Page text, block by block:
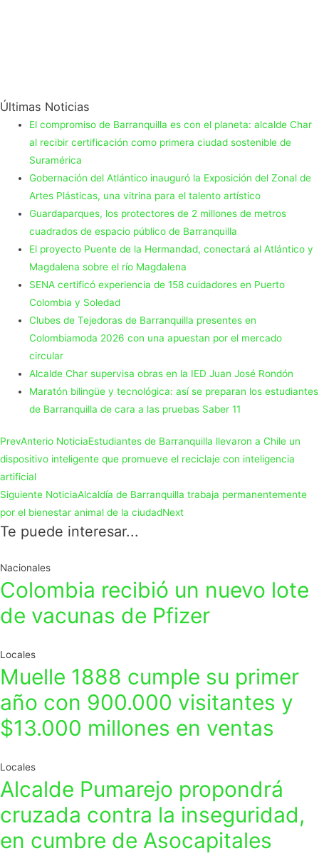
Últimas Noticias
El compromiso de Barranquilla es con el planeta: alcalde Char
al recibir certificación como primera ciudad sostenible de
Suramérica
Gobernación del Atlántico inauguró la Exposición del Zonal de
Artes Plásticas, una vitrina para el talento artístico
Guardaparques, los protectores de 2 millones de metros
cuadrados de espacio público de Barranquilla
El proyecto Puente de la Hermandad, conectará al Atlántico y
Magdalena sobre el río Magdalena
SENA certificó experiencia de 158 cuidadores en Puerto
Colombia y Soledad
Clubes de Tejedoras de Barranquilla presentes en
Colombiamoda 2026 con una apuestan por el mercado
circular
Alcalde Char supervisa obras en la IED Juan José Rondón
Maratón bilingüe y tecnológica: así se preparan los estudiantes
de Barranquilla de cara a las pruebas Saber 11
PrevAnterio NoticiaEstudiantes de Barranquilla llevaron a Chile un
dispositivo inteligente que promueve el reciclaje con inteligencia
artificial
Siguiente NoticiaAlcaldía de Barranquilla trabaja permanentemente
por el bienestar animal de la ciudadNext
Te puede interesar...
Nacionales
Colombia recibió un nuevo lote
de vacunas de Pfizer
Locales
Muelle 1888 cumple su primer
año con 900.000 visitantes y
$13.000 millones en ventas
Locales
Alcalde Pumarejo propondrá
cruzada contra la inseguridad,
en cumbre de Asocapitales